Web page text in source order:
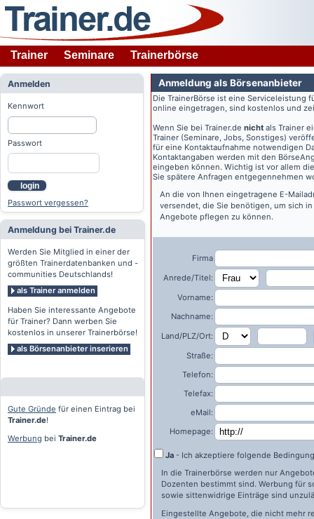
Trainer Seminare Trainerbörse
Anmelden
Kennwort
Passwort
login
Passwort vergessen?
Anmeldung bei Trainer.de
Werden Sie Mitglied in einer der
größten Trainerdatenbanken und -
communities Deutschlands!
als Trainer anmelden
Haben Sie interessante Angebote
für Trainer? Dann werben Sie
kostenlos in unserer Trainerbörse!
als Börsenanbieter inserieren
Gute Gründe für einen Eintrag bei
Trainer.de!
Werbung bei Trainer.de
Anmeldung als Börsenanbieter
Die TrainerBörse ist eine Serviceleistung
online eingetragen, sind kostenlos und
Wenn Sie bei Trainer.de nicht als Trainer
Trainer (Seminare, Jobs, Sonstiges)
für eine Kontaktaufnahme notwendigen
Kontaktangaben werden mit den
eingeben können. Wichtig ist vor allem
Sie spätere Anfragen entgegennehmen
An die von Ihnen eingetragene E-
versendet, die Sie benötigen, um sich
Angebote pflegen zu können.
Firma
Anrede/Titel:
Vorname:
Nachname:
Land/PLZ/Ort:
Straße:
Telefon:
Telefax:
eMail:
Homepage:
Ja - Ich akzeptiere folgende
In die Trainerbörse werden nur
Dozenten bestimmt sind. Werbung für
sowie sittenwidrige Einträge sind
Eingestellte Angebote, die nicht mehr